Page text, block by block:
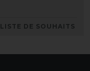
LISTE DE SOUHAITS